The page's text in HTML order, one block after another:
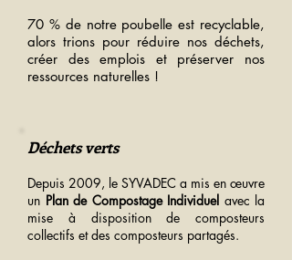
70 % de notre poubelle est recyclable,
alors trions pour réduire nos déchets,
créer des emplois et préserver nos
ressources naturelles !
Déchets verts
Depuis 2009, le SYVADEC a mis en œuvre
un Plan de Compostage Individuel avec la
mise à disposition de composteurs
collectifs et des composteurs partagés.